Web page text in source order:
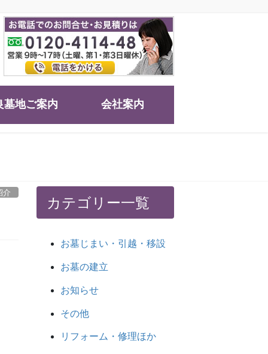
墓地ご案内 会社案内
介
カテゴリー一覧
お墓じまい・引越・移設
お墓の建立
お知らせ
その他
リフォーム・修理ほか